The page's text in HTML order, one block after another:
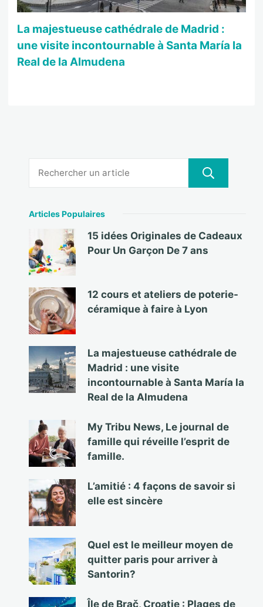
La majestueuse cathédrale de Madrid :
une visite incontournable à Santa María la
Real de la Almudena
Articles Populaires
15 idées Originales de Cadeaux
Pour Un Garçon De 7 ans
12 cours et ateliers de poterie-
céramique à faire à Lyon
La majestueuse cathédrale de
Madrid : une visite
incontournable à Santa María la
Real de la Almudena
My Tribu News, Le journal de
famille qui réveille l’esprit de
famille.
L’amitié : 4 façons de savoir si
elle est sincère
Quel est le meilleur moyen de
quitter paris pour arriver à
Santorin?
Île de Brač, Croatie : Plages de